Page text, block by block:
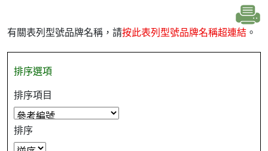
有關表列型號品牌名稱，請按此表列型號品牌名稱超連結 。
排序選項
排序項目
排序